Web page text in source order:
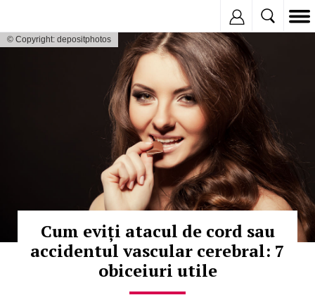
© Copyright: depositphotos
Cum eviți atacul de cord sau
accidentul vascular cerebral: 7
obiceiuri utile